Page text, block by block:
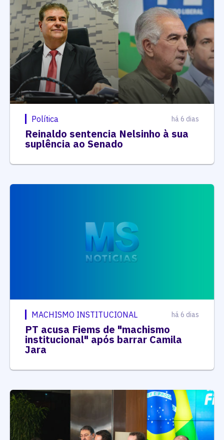
Política há 6 dias
Reinaldo sentencia Nelsinho à sua
suplência ao Senado
MACHISMO INSTITUCIONAL há 6 dias
PT acusa Fiems de "machismo
institucional" após barrar Camila
Jara